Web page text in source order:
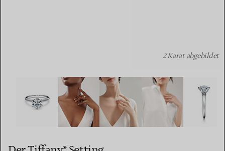
Der Tiffany® Setting: Verlobungsring in Platin
2 Karat abgebildet